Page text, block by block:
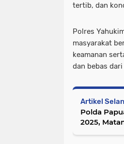
tertib, dan
Polres
masyarakat
keamanan
dan bebas
Artikel
Polda
2025,